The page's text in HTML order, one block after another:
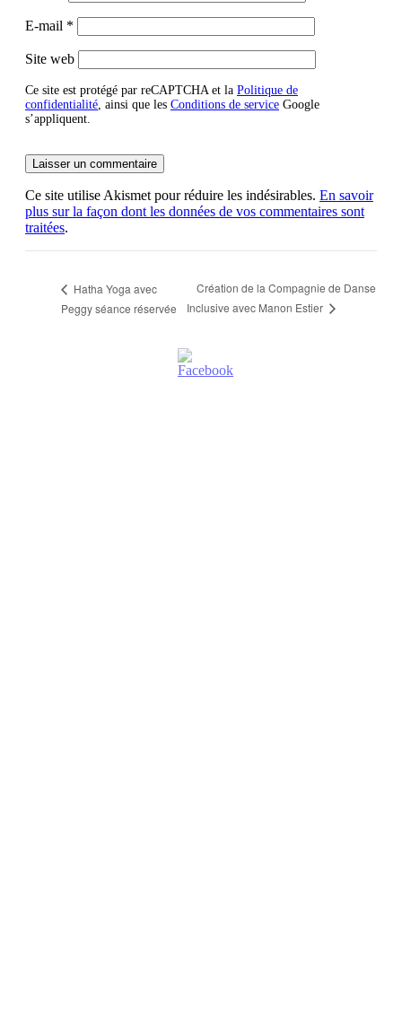
E-mail *
Site web
Ce site est protégé par reCAPTCHA et la Politique de
confidentialité , ainsi que les Conditions de service Google
s’appliquent.
Ce site utilise Akismet pour réduire les indésirables. En savoir
plus sur la façon dont les données de vos commentaires sont
traitées.
Hatha Yoga avec
Peggy séance réservée
Création de la Compagnie de Danse
Inclusive avec Manon Estier